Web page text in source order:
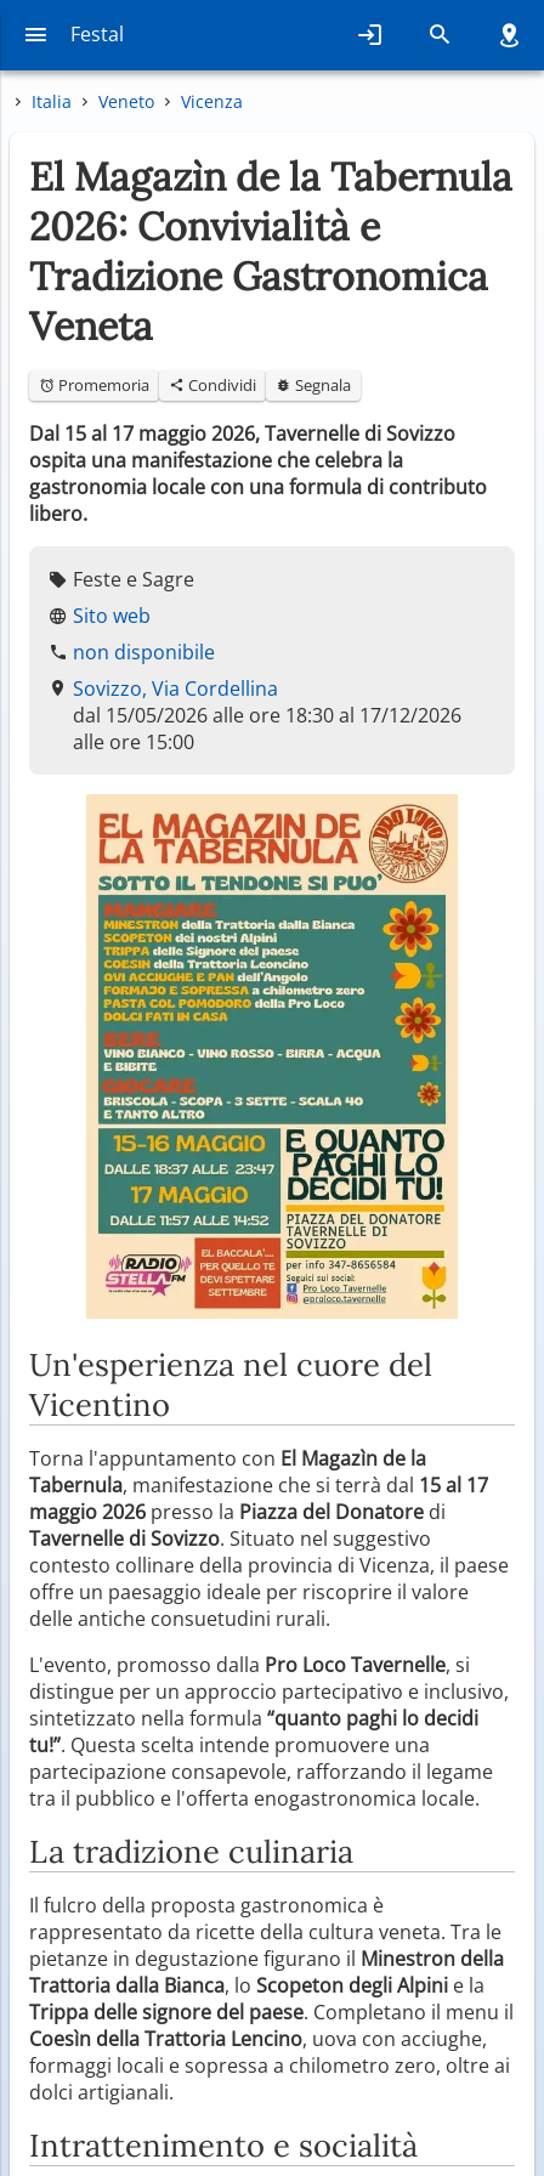
Festal
Italia Veneto Vicenza
El Magazìn de la Tabernula
2026: Convivialità e
Tradizione Gastronomica
Veneta
Promemoria Condividi Segnala
Dal 15 al 17 maggio 2026, Tavernelle di Sovizzo
ospita una manifestazione che celebra la
gastronomia locale con una formula di contributo
libero.
Feste e Sagre
Sito web
non disponibile
Sovizzo, Via Cordellina
dal 15/05/2026 alle ore 18:30 al 17/12/2026
alle ore 15:00
Un'esperienza nel cuore del
Vicentino
Torna l'appuntamento con El Magazìn de la
Tabernula, manifestazione che si terrà dal 15 al 17
maggio 2026 presso la Piazza del Donatore di
Tavernelle di Sovizzo. Situato nel suggestivo
contesto collinare della provincia di Vicenza, il paese
offre un paesaggio ideale per riscoprire il valore
delle antiche consuetudini rurali.
L'evento, promosso dalla Pro Loco Tavernelle, si
distingue per un approccio partecipativo e inclusivo,
sintetizzato nella formula “quanto paghi lo decidi
tu!”. Questa scelta intende promuovere una
partecipazione consapevole, rafforzando il legame
tra il pubblico e l'offerta enogastronomica locale.
La tradizione culinaria
Il fulcro della proposta gastronomica è
rappresentato da ricette della cultura veneta. Tra le
pietanze in degustazione figurano il Minestron della
Trattoria dalla Bianca, lo Scopeton degli Alpini e la
Trippa delle signore del paese. Completano il menu il
Coesìn della Trattoria Lencino, uova con acciughe,
formaggi locali e sopressa a chilometro zero, oltre ai
dolci artigianali.
Intrattenimento e socialità